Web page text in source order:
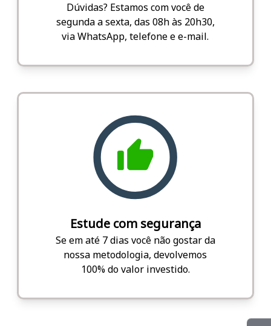
Dúvidas? Estamos com você de
segunda a sexta, das 08h às 20h30,
via WhatsApp, telefone e e-mail.
Estude com segurança
Se em até 7 dias você não gostar da
nossa metodologia, devolvemos
100% do valor investido.